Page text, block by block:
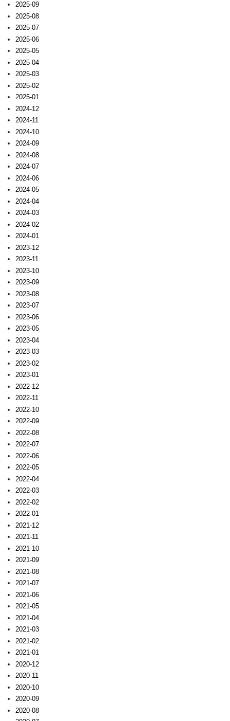
2025-09
2025-08
2025-07
2025-06
2025-05
2025-04
2025-03
2025-02
2025-01
2024-12
2024-11
2024-10
2024-09
2024-08
2024-07
2024-06
2024-05
2024-04
2024-03
2024-02
2024-01
2023-12
2023-11
2023-10
2023-09
2023-08
2023-07
2023-06
2023-05
2023-04
2023-03
2023-02
2023-01
2022-12
2022-11
2022-10
2022-09
2022-08
2022-07
2022-06
2022-05
2022-04
2022-03
2022-02
2022-01
2021-12
2021-11
2021-10
2021-09
2021-08
2021-07
2021-06
2021-05
2021-04
2021-03
2021-02
2021-01
2020-12
2020-11
2020-10
2020-09
2020-08